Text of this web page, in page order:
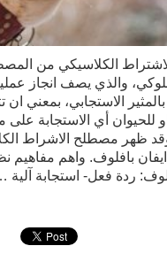
الكلاسيكي من
والذي يصف انجاز
الاستجابي، بمعني ان
للحيوان أي الاستجابة على
ظهر مصطلح الاشراط
بافلوف. واهم مفاهيم
ردة فعل- استجابة آلية